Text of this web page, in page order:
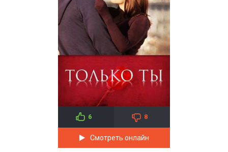
6 8
Смотреть онлайн